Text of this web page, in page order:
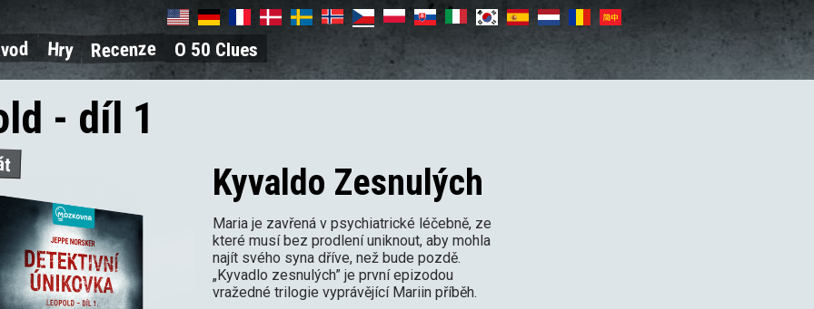
Hry Recenze O 50 Clues
- díl 1
Kyvaldo Zesnulých
Maria je zavřená v psychiatrické léčebně, ze
které musí bez prodlení uniknout, aby mohla
najít svého syna dříve, než bude pozdě.
„Kyvadlo zesnulých” je první epizodou
vražedné trilogie vyprávějící Mariin příběh.